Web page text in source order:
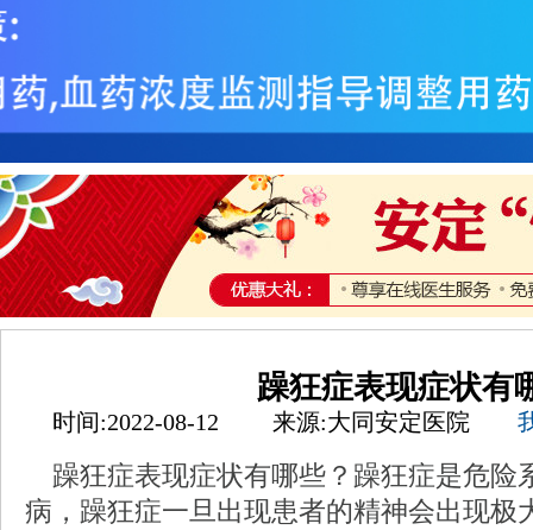
躁狂症表现症状有
时间:2022-08-12 来源:大同安定医院
躁狂症表现症状有哪些？躁狂症是危险
病，躁狂症一旦出现患者的精神会出现极